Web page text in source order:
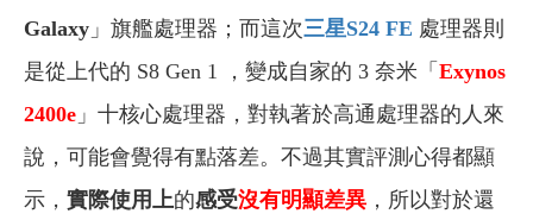
Galaxy 」旗艦處理器；而這次三星S24 FE 處理器則
是從上代的 S8 Gen 1 ，變成自家的 3 奈米「 Exynos
2400e 」十核心處理器，對執著於高通處理器的人來
說，可能會覺得有點落差。不過其實評測心得都顯
示， 實際使用上的感受沒有明顯差異 ，所以對於還